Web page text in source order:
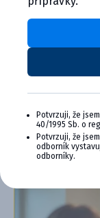
Plus:
Potvrzuji, že
40/1995 Sb. o
Potvrzuji, že
odborník
odborníky.